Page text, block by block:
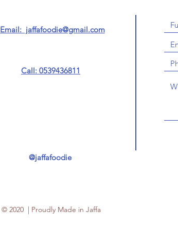
Call: 0539436811
Email: jaffafoodie@gmail.com
@jaffafoodie
© 2020 | Proudly Made in Jaffa